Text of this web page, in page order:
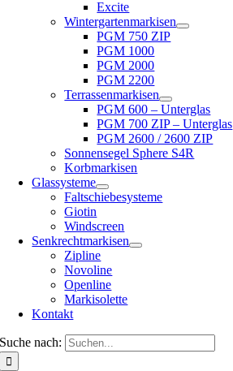
Excite
Wintergartenmarkisen
PGM 750 ZIP
PGM 1000
PGM 2000
PGM 2200
Terrassenmarkisen
PGM 600 – Unterglas
PGM 700 ZIP – Unterglas
PGM 2600 / 2600 ZIP
Sonnensegel Sphere S4R
Korbmarkisen
Glassysteme
Faltschiebesysteme
Giotin
Windscreen
Senkrechtmarkisen
Zipline
Novoline
Openline
Markisolette
Kontakt
Suche nach: